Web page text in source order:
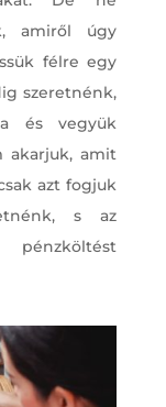
amiről úgy
félre egy
szeretnénk,
és vegyük
akarjuk, amit
azt fogjuk
s az
pénzköltést